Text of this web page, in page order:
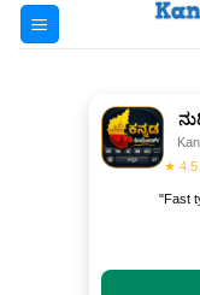
Skip
★ 4.5
"Fast